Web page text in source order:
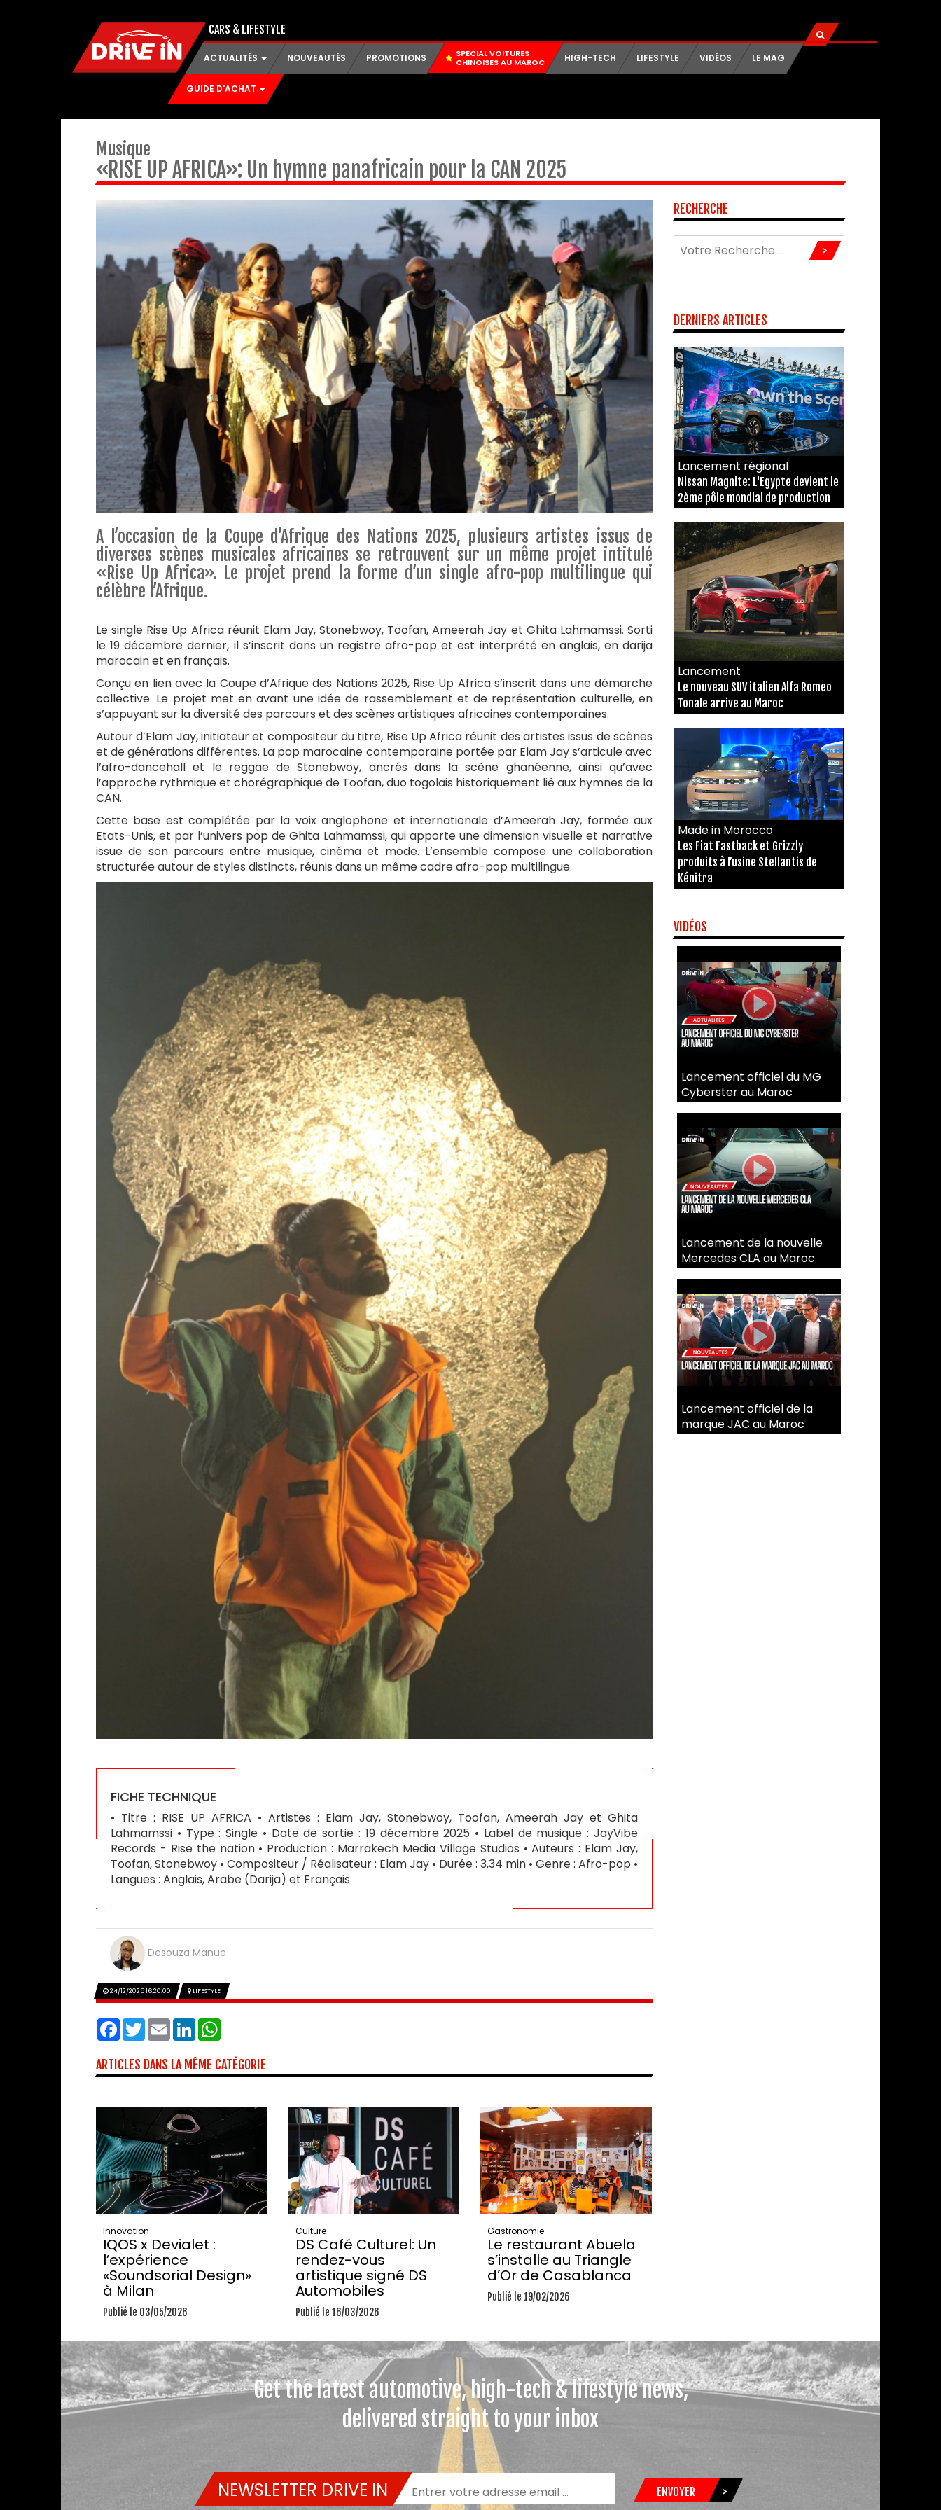
CARS & LIFESTYLE
ACTUALITÉS NOUVEAUTÉS PROMOTIONS
SPECIAL VOITURES
CHINOISES AU MAROC
HIGH-TECH LIFESTYLE VIDÉOS LE MAG
GUIDE D'ACHAT
Musique
«RISE UP AFRICA»: Un hymne panafricain pour la CAN 2025
A l’occasion de la Coupe d’Afrique des Nations 2025, plusieurs artistes issus de
diverses scènes musicales africaines se retrouvent sur un même projet intitulé
«Rise Up Africa». Le projet prend la forme d’un single afro-pop multilingue qui
célèbre l’Afrique.
Le single Rise Up Africa réunit Elam Jay, Stonebwoy, Toofan, Ameerah Jay et Ghita Lahmamssi. Sorti
le 19 décembre dernier, il s’inscrit dans un registre afro-pop et est interprété en anglais, en darija
marocain et en français.
Conçu en lien avec la Coupe d’Afrique des Nations 2025, Rise Up Africa s’inscrit dans une démarche
collective. Le projet met en avant une idée de rassemblement et de représentation culturelle, en
s’appuyant sur la diversité des parcours et des scènes artistiques africaines contemporaines.
Autour d’Elam Jay, initiateur et compositeur du titre, Rise Up Africa réunit des artistes issus de scènes
et de générations différentes. La pop marocaine contemporaine portée par Elam Jay s’articule avec
l’afro-dancehall et le reggae de Stonebwoy, ancrés dans la scène ghanéenne, ainsi qu’avec
l’approche rythmique et chorégraphique de Toofan, duo togolais historiquement lié aux hymnes de la
CAN.
Cette base est complétée par la voix anglophone et internationale d’Ameerah Jay, formée aux
Etats-Unis, et par l’univers pop de Ghita Lahmamssi, qui apporte une dimension visuelle et narrative
issue de son parcours entre musique, cinéma et mode. L’ensemble compose une collaboration
structurée autour de styles distincts, réunis dans un même cadre afro-pop multilingue.
FICHE TECHNIQUE
• Titre : RISE UP AFRICA • Artistes : Elam Jay, Stonebwoy, Toofan, Ameerah Jay et Ghita
Lahmamssi • Type : Single • Date de sortie : 19 décembre 2025 • Label de musique : JayVibe
Records - Rise the nation • Production : Marrakech Media Village Studios • Auteurs : Elam Jay,
Toofan, Stonebwoy • Compositeur / Réalisateur : Elam Jay • Durée : 3,34 min • Genre : Afro-pop •
Langues : Anglais, Arabe (Darija) et Français
Desouza Manue
24/12/2025 16:20:00 LIFESTYLE
Facebook
TwitterEmailLinkedIn
ARTICLES DANS LA MÊME CATÉGORIE
Innovation
IQOS x Devialet :
l’expérience
«Soundsorial Design»
à Milan
Publié le 03/05/2026
Culture
DS Café Culturel: Un
rendez-vous
artistique signé DS
Automobiles
Publié le 16/03/2026
Gastronomie
Le restaurant Abuela
s’installe au Triangle
d’Or de Casablanca
Publié le 19/02/2026
RECHERCHE
>
DERNIERS ARTICLES
Lancement régional
Nissan Magnite: L'Egypte devient le
2ème pôle mondial de production
Lancement
Le nouveau SUV italien Alfa Romeo
Tonale arrive au Maroc
Made in Morocco
Les Fiat Fastback et Grizzly
produits à l’usine Stellantis de
Kénitra
VIDÉOS
Lancement officiel du MG
Cyberster au Maroc
Lancement de la nouvelle
Mercedes CLA au Maroc
Lancement officiel de la
marque JAC au Maroc
Get the latest automotive, high-tech & lifestyle news,
delivered straight to your inbox
NEWSLETTER DRIVE IN ENVOYER >